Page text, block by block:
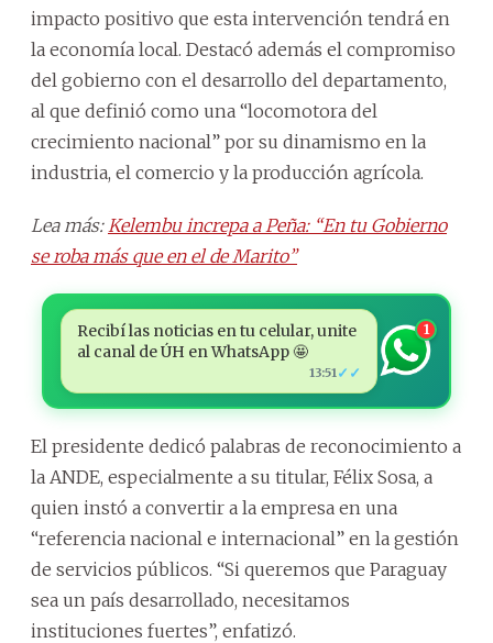
impacto positivo que esta intervención tendrá en
la economía local. Destacó además el compromiso
del gobierno con el desarrollo del departamento,
al que definió como una “locomotora del
crecimiento nacional” por su dinamismo en la
industria, el comercio y la producción agrícola.
Lea más: Kelembu increpa a Peña: “En tu Gobierno
se roba más que en el de Marito”
Recibí las noticias en tu celular, unite
al canal de ÚH en WhatsApp 🤩
13:51 ✓✓
1
El presidente dedicó palabras de reconocimiento a
la ANDE, especialmente a su titular, Félix Sosa, a
quien instó a convertir a la empresa en una
“referencia nacional e internacional” en la gestión
de servicios públicos. “Si queremos que Paraguay
sea un país desarrollado, necesitamos
instituciones fuertes”, enfatizó.